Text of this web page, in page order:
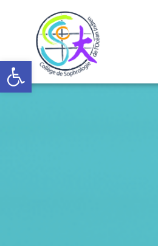
Ouvrir la barre d’outils